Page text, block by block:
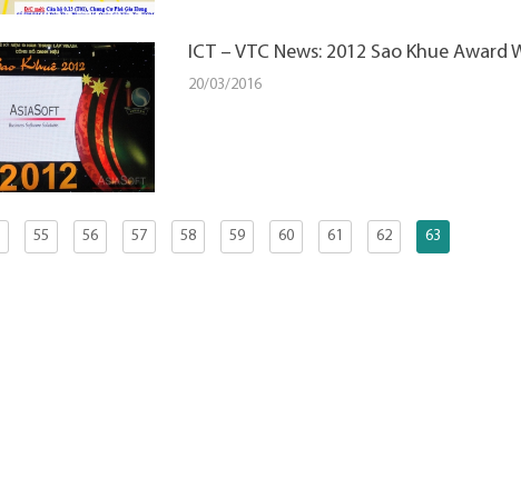
ICT – VTC News: 2012 Sao Khue Award
20/03/2016
55 56 57 58 59 60 61 62 63